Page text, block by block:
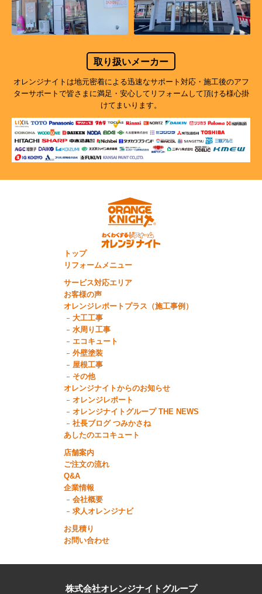
取り扱いメーカー
オレンジナイトは地元密着による迅速なサポート対応・施工後のアフ
ターサポートで皆さまに満足・安心してリフォームして頂ける様心掛
けてまいります。
トップ
リフォームメニュー
サービス対応エリア
お客様の声
オレンジレポートプラス（施工事例）
大工工事
水周り工事
エコキュート
外壁塗装
屋根工事
その他
オレンジナイトからのお知らせ
オレンジレポート
オレンジナイトグループ THE NEWS
社長ブログ つみかさね
あしたのエコキュート
店舗案内
ご注文の流れ
Q&A
企業情報
会社概要
求人オレンジナビ
お見積り
お問い合わせ
株式会社オレンジナイトグループ